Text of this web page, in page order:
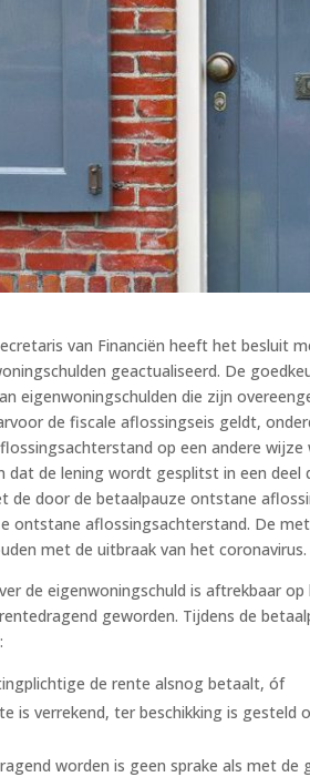
van Financiën heeft het besluit
geactualiseerd. De
eigenwoningschulden die zijn
de fiscale aflossingseis geldt,
op een andere
dat de lening wordt gesplitst in een
de door de betaalpauze ontstane
ontstane aflossingsachterstand. De
met de uitbraak van het coronavirus.
de eigenwoningschuld is aftrekbaar
geworden. Tijdens de
de rente alsnog betaalt, óf
is verrekend, ter beschikking is gesteld
worden is geen sprake als met